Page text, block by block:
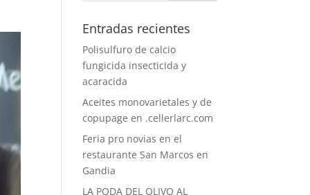
Entradas recientes
Polisulfuro de calcio
fungicida insecticida y
acaracida
Aceites monovarietales y de
copupage en .cellerlarc.com
Feria pro novias en el
restaurante San Marcos en
Gandia
LA PODA DEL OLIVO AL